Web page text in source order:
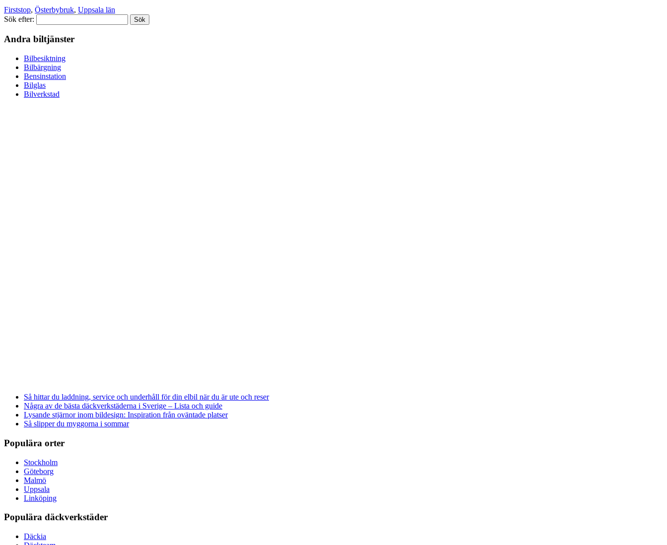
Firststop, Österbybruk, Uppsala län
Sök efter:
Andra biltjänster
Bilbesiktning
Bilbärgning
Bensinstation
Bilglas
Bilverkstad
Så hittar du laddning, service och underhåll för din elbil när du är ute och reser
Några av de bästa däckverkstäderna i Sverige – Lista och guide
Lysande stjärnor inom bildesign: Inspiration från oväntade platser
Så slipper du myggorna i sommar
Populära orter
Stockholm
Göteborg
Malmö
Uppsala
Linköping
Populära däckverkstäder
Däckia